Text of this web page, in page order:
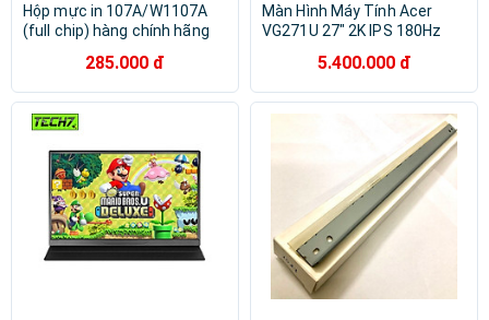
Hộp mực in 107A/W1107A
(full chip) hàng chính hãng
HP LaserJet 107a, 107w,
135a, 135w, 137a, 137w -
Cartridge 107A/W1107A mới
100% [Fullbox]
285.000 đ
Màn Hình Máy Tính Acer
VG271U 27" 2K IPS 180Hz
(UM.HV1SV.301) - Hàng
Chính Hãng
5.400.000 đ